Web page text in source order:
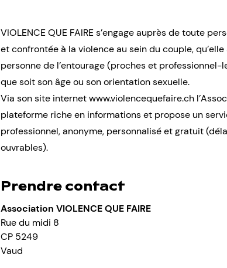
VIOLENCE QUE FAIRE s’engage auprès de toute
et confrontée à la violence au sein du couple,
personne de l’entourage (proches et
que soit son âge ou son orientation sexuelle.
Via son site internet www.violencequefaire.ch
plateforme riche en informations et propose un
professionnel, anonyme, personnalisé et gratuit
ouvrables).
Prendre contact
Association VIOLENCE QUE FAIRE
Rue du midi 8
CP 5249
Vaud